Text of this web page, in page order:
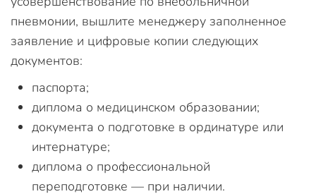
пневмонии, вышлите менеджеру заполненное
заявление и цифровые копии следующих
документов:
паспорта;
диплома о медицинском образовании;
документа о подготовке в ординатуре или
интернатуре;
диплома о профессиональной
переподготовке — при наличии.